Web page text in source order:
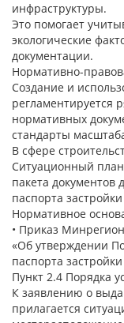
инфраструктуры.
Это помогает
экологические
документации.
Нормативно-
Создание и
регламентируется
нормативных
стандарты
В сфере
Ситуационный
пакета документов
паспорта
Нормативное
• Приказ
«Об утверждении
паспорта
Пункт 2.4 Порядка
К заявлению о
прилагается